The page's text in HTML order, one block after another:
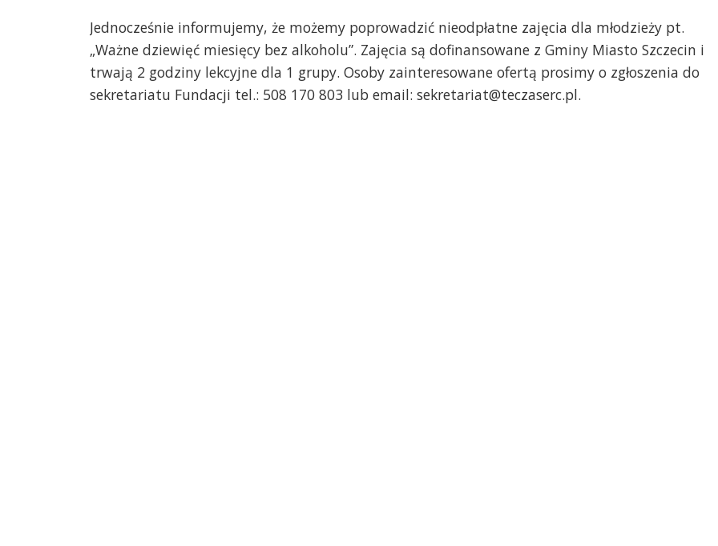
Jednocześnie informujemy, że możemy poprowadzić nieodpłatne zajęcia dla młodzieży pt.
„Ważne dziewięć miesięcy bez alkoholu”. Zajęcia są dofinansowane z Gminy Miasto Szczecin i
trwają 2 godziny lekcyjne dla 1 grupy. Osoby zainteresowane ofertą prosimy o zgłoszenia do
sekretariatu Fundacji tel.: 508 170 803 lub email: sekretariat@teczaserc.pl.